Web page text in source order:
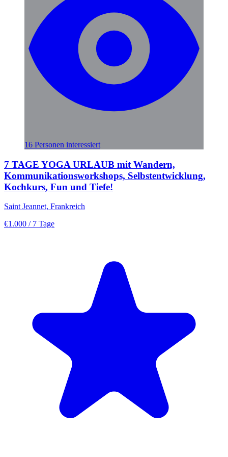
16 Personen interessiert
7 TAGE YOGA URLAUB mit Wandern,
Kommunikationsworkshops, Selbstentwicklung,
Kochkurs, Fun und Tiefe!
Saint Jeannet, Frankreich
€1.000 / 7 Tage